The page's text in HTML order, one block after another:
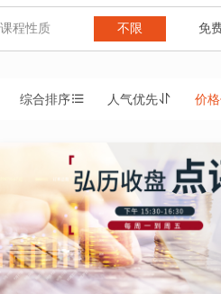
课程性质 不限 免
综合排序 人气优先 价